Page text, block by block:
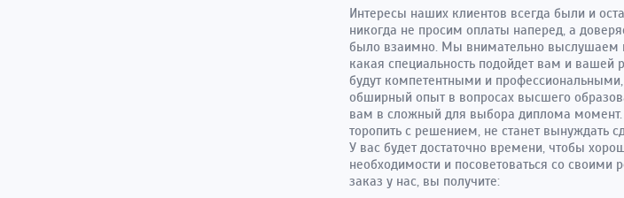
Интересы наших клиентов всегда были и
никогда не просим оплаты наперед, а
было взаимно. Мы внимательно выслушаем
какая специальность подойдет вам и вашей
будут компетентными и
обширный опыт в вопросах высшего
вам в сложный для выбора диплома момент.
торопить с решением, не станет вынуждать
У вас будет достаточно времени, чтобы
необходимости и посоветоваться со
заказ у нас, вы получите: